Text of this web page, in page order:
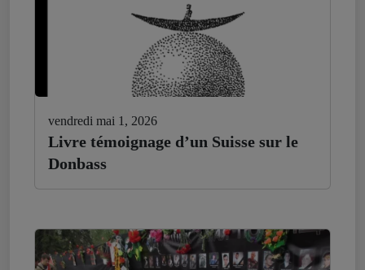
vendredi mai 1, 2026
Livre témoignage d’un Suisse sur le
Donbass